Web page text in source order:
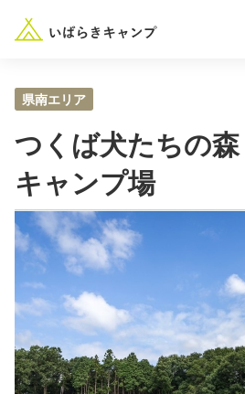
― AUTUMN
楽しみ方
イベント情報
県南エリア
つくば犬たちの
キャンプ場